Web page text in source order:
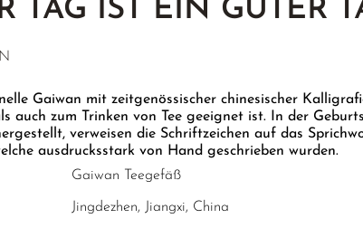
TAG IST EIN GUTER
Gaiwan mit zeitgenössischer chinesischer
auch zum Trinken von Tee geeignet ist. In der
verweisen die Schriftzeichen auf das
ausdrucksstark von Hand geschrieben wurden.
Gaiwan Teegefäß
Jingdezhen, Jiangxi, China